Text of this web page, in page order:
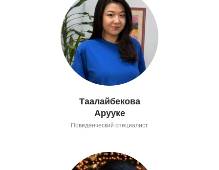
Таалайбекова
Арууке
Поведенческий специалист